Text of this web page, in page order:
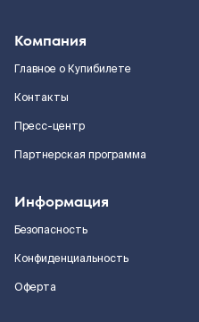
Компания
Главное о Купибилете
Контакты
Пресс-центр
Партнерская программа
Информация
Безопасность
Конфиденциальность
Оферта